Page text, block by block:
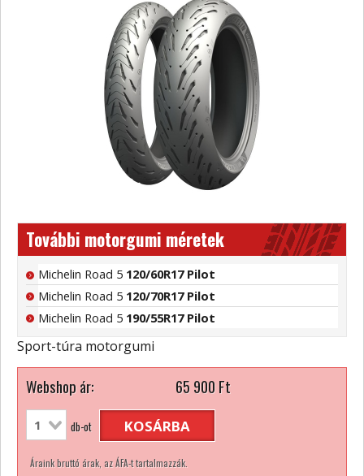
További motorgumi méretek
Michelin Road 5 120/60R17 Pilot
Michelin Road 5 120/70R17 Pilot
Michelin Road 5 190/55R17 Pilot
Sport-túra motorgumi
Webshop ár: 65 900Ft
db-ot KOSÁRBA
Áraink bruttó árak, az ÁFA-t tartalmazzák.